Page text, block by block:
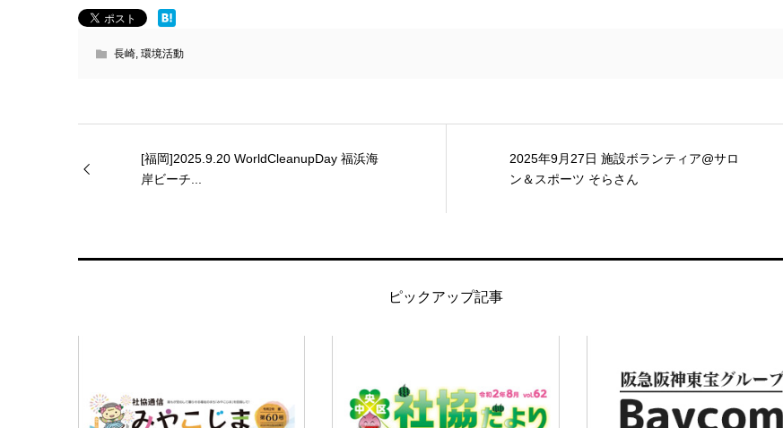
長崎, 環境活動
[福岡]2025.9.20 WorldCleanupDay 福浜海
岸ビーチ...
2025年9月27日 施設ボランティア@サロ
ン＆スポーツ そらさん
ピックアップ記事